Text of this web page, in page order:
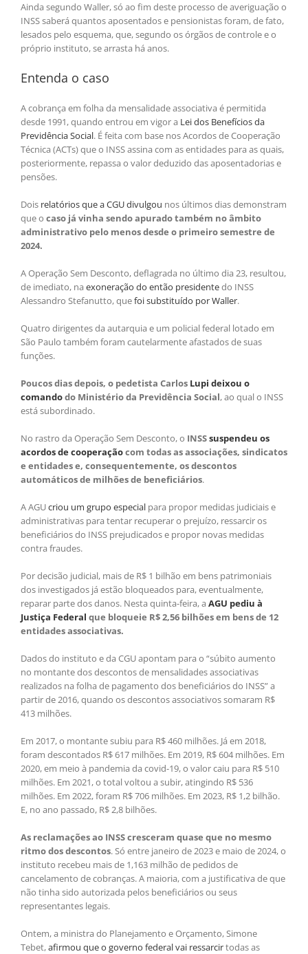
Ainda segundo Waller, só ao fim deste processo de averiguação o
INSS saberá quantos aposentados e pensionistas foram, de fato,
lesados pelo esquema, que, segundo os órgãos de controle e o
próprio instituto, se arrasta há anos.
Entenda o caso
A cobrança em folha da mensalidade associativa é permitida
desde 1991, quando entrou em vigor a Lei dos Benefícios da
Previdência Social. É feita com base nos Acordos de Cooperação
Técnica (ACTs) que o INSS assina com as entidades para as quais,
posteriormente, repassa o valor deduzido das aposentadorias e
pensões.
Dois relatórios que a CGU divulgou nos últimos dias demonstram
que o caso já vinha sendo apurado também no âmbito
administrativo pelo menos desde o primeiro semestre de
2024.
A Operação Sem Desconto, deflagrada no último dia 23, resultou,
de imediato, na exoneração do então presidentedo INSS
Alessandro Stefanutto, quefoi substituído por Waller.
Quatro dirigentes da autarquia e um policial federal lotado em
São Paulo também foram cautelarmente afastados de suas
funções.
Poucos dias depois, o pedetista Carlos Lupi deixou o
comandodo Ministério da Previdência Social, ao qual o INSS
está subordinado.
No rastro da Operação Sem Desconto, o INSSsuspendeu os
acordos de cooperaçãocom todas as associações, sindicatos
e entidades e, consequentemente, os descontos
automáticos de milhões de beneficiários.
A AGUcriou um grupo especial para propor medidas judiciais e
administrativas para tentar recuperar o prejuízo, ressarcir os
beneficiários do INSS prejudicados e propor novas medidas
contra fraudes.
Por decisão judicial, mais de R$ 1 bilhão em bens patrimoniais
dos investigados já estão bloqueados para, eventualmente,
reparar parte dos danos. Nesta quinta-feira, a AGU pediu à
Justiça Federal que bloqueie R$ 2,56 bilhões em bens de 12
entidades associativas.
Dados do instituto e da CGU apontam para o “súbito aumento
no montante dos descontos de mensalidades associativas
realizados na folha de pagamento dos beneficiários do INSS” a
partir de 2016, quando os descontos associativos somaram R$
413 milhões.
Em 2017, o montante subiu para R$ 460 milhões. Já em 2018,
foram descontados R$ 617 milhões. Em 2019, R$ 604 milhões. Em
2020, em meio à pandemia da covid-19, o valor caiu para R$ 510
milhões. Em 2021, o total voltou a subir, atingindo R$ 536
milhões. Em 2022, foram R$ 706 milhões. Em 2023, R$ 1,2 bilhão.
E, no ano passado, R$ 2,8 bilhões.
As reclamações ao INSS cresceram quase que no mesmo
ritmo dos descontos. Só entre janeiro de 2023 e maio de 2024, o
instituto recebeu mais de 1,163 milhão de pedidos de
cancelamento de cobranças. A maioria, com a justificativa de que
não tinha sido autorizada pelos beneficiários ou seus
representantes legais.
Ontem, a ministra do Planejamento e Orçamento, Simone
Tebet,afirmou que o governo federal vai ressarcirtodas as